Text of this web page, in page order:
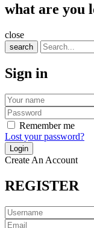
what are you
close
search
Sign in
Remember me
Lost your password?
Create An Account
REGISTER